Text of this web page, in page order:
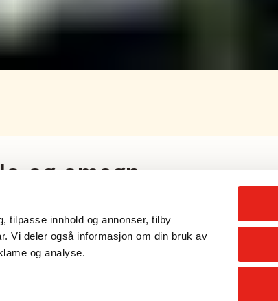
tilpasse innhold og annonser, tilby
Vi deler også informasjon om din bruk av
og analyse.
og omegn
Våre treningssentre er designet for å gi deg en
komme i gang. Finn ditt nærmeste Fresh-senter og